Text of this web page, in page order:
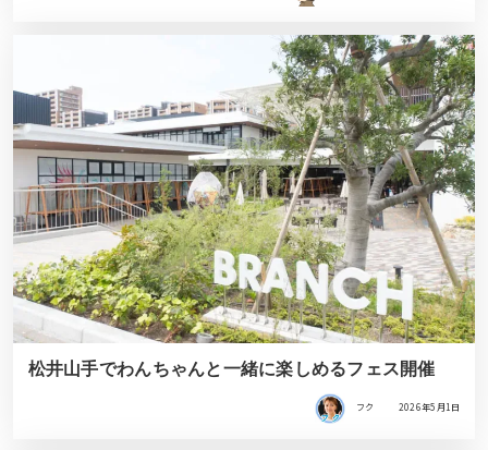
松井山手でわんちゃんと一緒に楽しめるフェス開催
フク 2026年5月1日